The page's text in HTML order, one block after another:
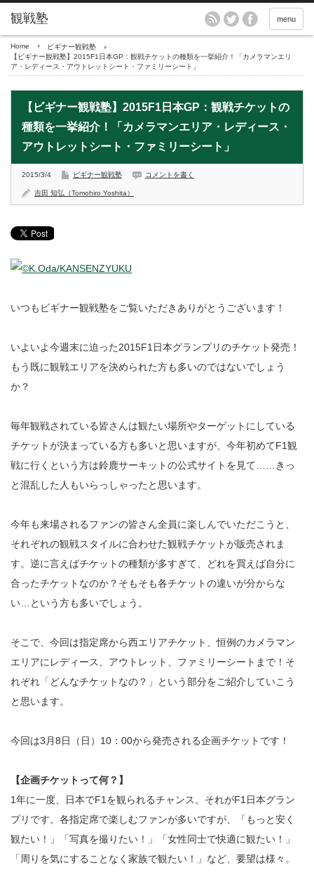
menu
Home
ビギナー観戦塾
【ビギナー観戦塾】2015F1日本GP：観戦チケットの種類を一挙紹介！「カメラマンエリ
ア・レディース・アウトレットシート・ファミリーシート」
【ビギナー観戦塾】2015F1日本GP：観戦チケットの
種類を一挙紹介！「カメラマンエリア・レディース・
アウトレットシート・ファミリーシート」
2015/3/4 ビギナー観戦塾 コメントを書く
吉田 知弘（Tomohiro Yoshita）
いつもビギナー観戦塾をご覧いただきありがとうございます！
いよいよ今週末に迫った2015F1日本グランプリのチケット発売！
もう既に観戦エリアを決められた方も多いのではないでしょう
か？
毎年観戦されている皆さんは観たい場所やターゲットにしている
チケットが決まっている方も多いと思いますが、今年初めてF1観
戦に行くという方は鈴鹿サーキットの公式サイトを見て……きっ
と混乱した人もいらっしゃったと思います。
今年も来場されるファンの皆さん全員に楽しんでいただこうと、
それぞれの観戦スタイルに合わせた観戦チケットが販売されま
す。逆に言えばチケットの種類が多すぎて、どれを買えば自分に
合ったチケットなのか？そもそも各チケットの違いが分からな
い…という方も多いでしょう。
そこで、今回は指定席から西エリアチケット、恒例のカメラマン
エリアにレディース、アウトレット、ファミリーシートまで！そ
れぞれ「どんなチケットなの？」という部分をご紹介していこう
と思います。
今回は3月8日（日）10：00から発売される企画チケットです！
【企画チケットって何？】
1年に一度、日本でF1を観られるチャンス。それがF1日本グラン
プリです。各指定席で楽しむファンが多いですが、「もっと安く
観たい！」「写真を撮りたい！」「女性同士で快適に観たい！」
「周りを気にすることなく家族で観たい！」など、要望は様々。